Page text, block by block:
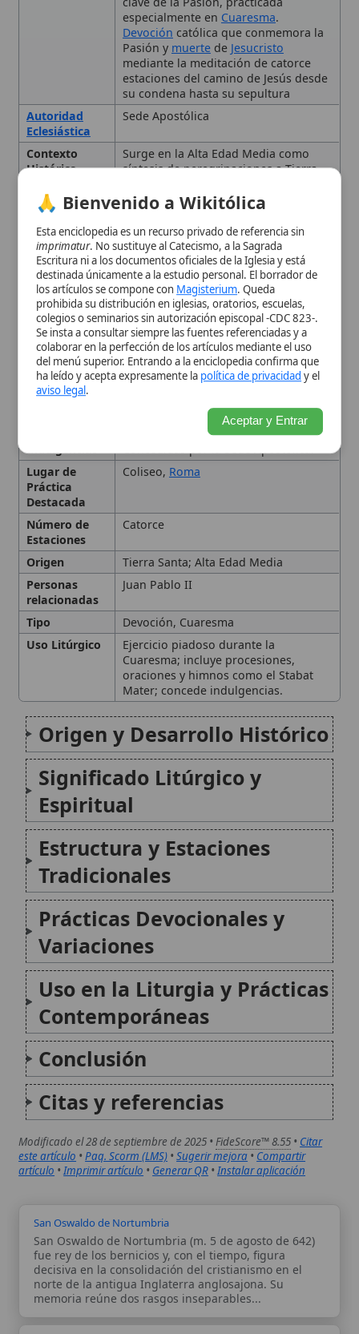
Santa; los primeros antecedentes
incluyen capillas en elmonasterio
San Stefano (siglo V) y la ruta "Vía
Sacra" de los siglos XII-XIV. La forma
actual de catorce estaciones se
consolidó en la primera mitad del
siglo XVII, difundida porSan
Leonardo de Porto Maurizioy
aprobada por la Sede Apostólica.
Desarrollo
representación simbólica en iglesias;
difusión en el siglo XVII; enriquecida
eclesiástica.
Fecha
Primera mitad del siglo XVII
Indulgencias
Concedidas por la Sede Apostólica.
Lugar de
Práctica
Destacada
Coliseo,Roma
Número de
Estaciones
Catorce
Origen
Tierra Santa; Alta Edad Media
Personas
relacionadas
Juan Pablo II
Ejercicio piadoso durante la
Cuaresma; incluye procesiones,
oraciones y himnos como el Stabat
Mater; concede indulgencias.
Origen y Desarrollo Histórico
Significado Litúrgico y
Espiritual
Estructura y Estaciones
Tradicionales
Prácticas Devocionales y
Variaciones
Uso en la Liturgia y Prácticas
Contemporáneas
Conclusión
Citas y referencias
Modificado el 28 de septiembre de 2025 •
este artículo
artículo•Imprimir artículo•Generar QR•Instalar aplicación
San Oswaldo de Nortumbria
San Oswaldo de Nortumbria (m. 5 de agosto de 642)
decisiva en la consolidación del cristianismo en el
norte de la antigua Inglaterra anglosajona. Su
memoria reúne dos rasgos inseparables...
Santiago
Santiago, conocido en la tradición católica como
Santo Santiago el Mayor (Jacobo, hijo de Zebedeo), es
uno de los doce Apóstoles de Jesús, mártir bajo el rey
Herodes Agripa I y patrono de los peregrinos y
Autor:Comité editorial
usando fuentes catolicas: escritos
patrísticos, de santos, artículos
teológicos, documentos históricos, actas
de concilios, encíclicas, fuentes
🙏 Bienvenido a Wikitólica
Esta enciclopedia es un recurso privado de referencia sin
. No sustituye al Catecismo, a la Sagrada
Escritura ni a los documentos oficiales de la Iglesia y está
destinada únicamente a la estudio personal. El borrador de
los artículos se compone conMagisterium. Queda
prohibida su distribución en iglesias, oratorios, escuelas,
colegios o seminarios sin autorización episcopal -CDC 823-.
Se insta a consultar siempre las fuentes referenciadas y a
colaborar en la perfección de los artículos mediante el uso
del menú superior. Entrando a la enciclopedia confirma que
aviso legal